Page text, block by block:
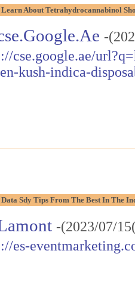
Learn About Tetrahydrocannabinol
-
cse.google.ae/
kush-indica-
Data Sdy Tips From The Best In The
-(2023/07/
es-